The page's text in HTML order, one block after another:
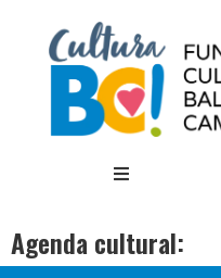
Agenda cultural: